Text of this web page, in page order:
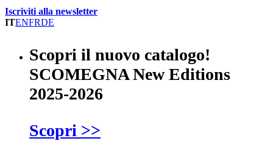
Iscriviti alla newsletter
ITENFRDE
Scopri il nuovo catalogo!
SCOMEGNA New Editions
2025-2026
Scopri >>